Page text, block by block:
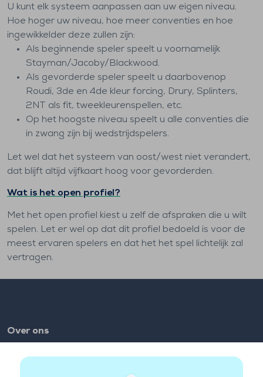
U kunt elk systeem aanpassen aan uw eigen niveau.
Hoe hoger uw niveau, hoe meer conventies en hoe
ingewikkelder deze zullen zijn:
Als beginnende speler speelt u voornamelijk
Stayman/Jacoby/Blackwood.
Als gevorderde speler speelt u daarbovenop
Roudi, 3de en 4de kleur forcing, Drury, Splinters,
2NT als fit, tweekleurenspellen, etc.
Op het hoogste niveau speelt u alle conventies die
in zwang zijn bij wedstrijdspelers.
Let wel dat het systeem van oost/west niet verandert,
dat blijft altijd vijfkaart hoog voor gevorderden.
Wat is het open profiel?
Met het open profiel kiest u zelf de afspraken die u wilt
spelen. Let er wel op dat dit profiel bedoeld is voor de
meest ervaren spelers en dat het het spel lichtelijk zal
vertragen.
Over ons
Vacatures